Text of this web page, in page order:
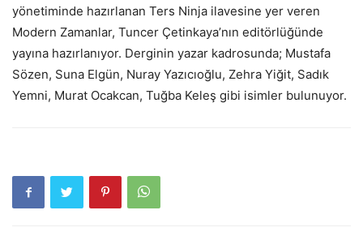
yönetiminde hazırlanan Ters Ninja ilavesine yer veren
Modern Zamanlar, Tuncer Çetinkaya’nın editörlüğünde
yayına hazırlanıyor. Derginin yazar kadrosunda; Mustafa
Sözen, Suna Elgün, Nuray Yazıcıoğlu, Zehra Yiğit, Sadık
Yemni, Murat Ocakcan, Tuğba Keleş gibi isimler bulunuyor.